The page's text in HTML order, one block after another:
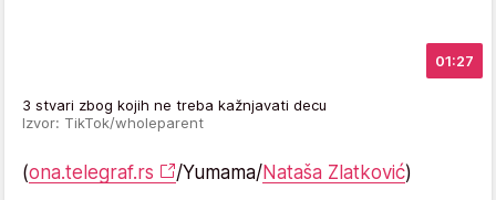
01:27
3 stvari zbog kojih ne treba kažnjavati decu
Izvor: TikTok/wholeparent
(ona.telegraf.rs /Yumama/Nataša Zlatković)